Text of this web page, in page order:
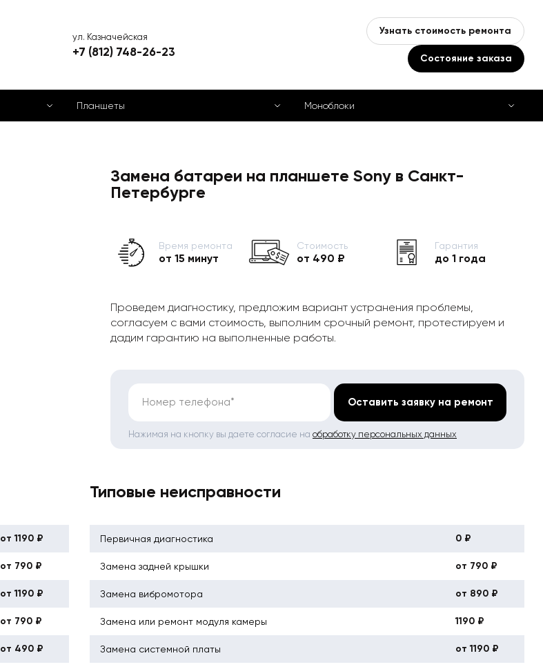
ул. Казначейская
+7 (812) 748-26-23
Узнать стоимость ремонта
Состояние заказа
Планшеты Моноблоки
Замена батареи на планшете Sony в Санкт-
Петербурге
Время ремонта
от 15 минут
Стоимость
от 490 ₽
Гарантия
до 1 года
Проведем диагностику, предложим вариант устранения проблемы,
согласуем с вами стоимость, выполним срочный ремонт, протестируем и
дадим гарантию на выполненные работы.
Номер телефона* Оставить заявку на ремонт
Нажимая на кнопку вы даете согласие на обработку персональных данных
от 1190 ₽
от 790 ₽
от 1190 ₽
от 790 ₽
от 490 ₽
Типовые неисправности
Первичная диагностика 0 ₽
Замена задней крышки от 790 ₽
Замена вибромотора от 890 ₽
Замена или ремонт модуля камеры 1190 ₽
Замена системной платы от 1190 ₽